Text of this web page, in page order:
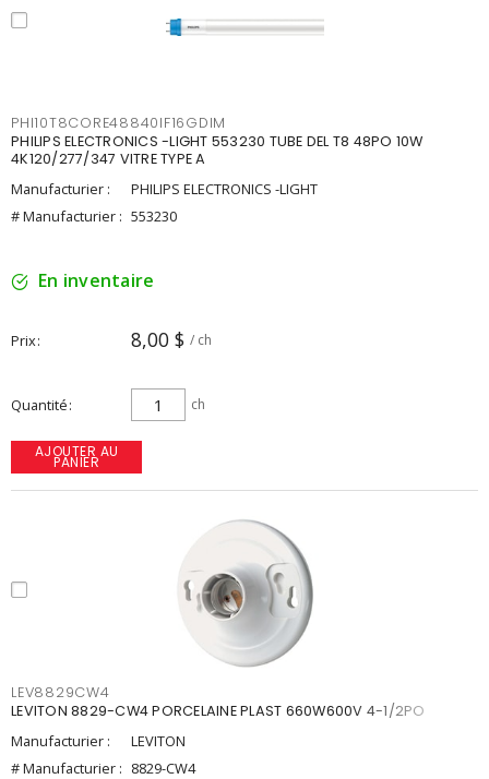
PHI10T8CORE48840IF16GDIM
PHILIPS ELECTRONICS -LIGHT 553230 TUBE DEL T8 48PO 10W
4K120/277/347 VITRE TYPE A
Manufacturier :
PHILIPS ELECTRONICS -LIGHT
# Manufacturier : 553230
En inventaire
Prix 8,00 $ / ch
Quantité ch
AJOUTER AU
PANIER
LEV8829CW4
LEVITON 8829-CW4 PORCELAINE PLAST 660W600V 4-1/2PO
Manufacturier :
LEVITON
# Manufacturier : 8829-CW4